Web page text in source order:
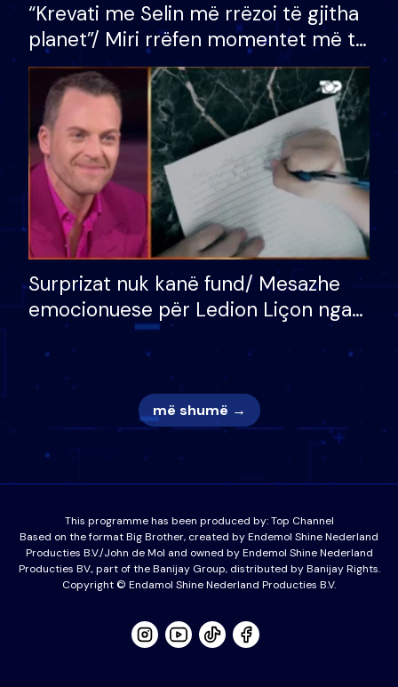
“Krevati me Selin më rrëzoi të gjitha
planet”/ Miri rrëfen momentet më të
bukura në shtëpinë e BB VIP: Do më
mungojë zilja e mëngjesit kur…
Surprizat nuk kanë fund/ Mesazhe
emocionuese për Ledion Liçon nga
nëna dhe fëmijët e tij, moderatori
nuk i mban dot lotët: Nuk meritoj…
më shumë →
This programme has been produced by:Top Channel
Based on the format Big Brother, created by Endemol Shine Nederland
Producties B.V./John de Mol and owned by Endemol Shine Nederland
Producties BV., part of the Banijay Group, distributed by Banijay Rights.
Copyright © Endamol Shine Nederland Producties B.V.